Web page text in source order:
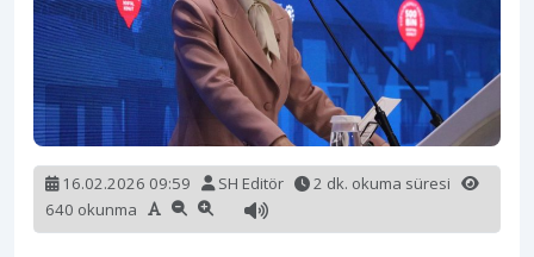
16.02.2026 09:59 SH Editör
2 dk. okuma süresi
640 okunma